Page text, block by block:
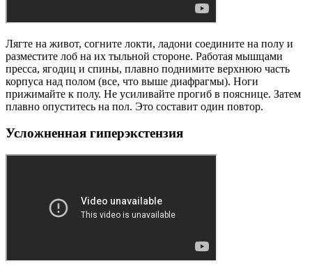
Лягте на живот, согните локти, ладони соедините на полу и
разместите лоб на их тыльной стороне. Работая мышцами
пресса, ягодиц и спины, плавно поднимите верхнюю часть
корпуса над полом (все, что выше диафрагмы). Ноги
прижимайте к полу. Не усиливайте прогиб в пояснице. Затем
плавно опуститесь на пол. Это составит один повтор.
Усложненная гиперэкстензия